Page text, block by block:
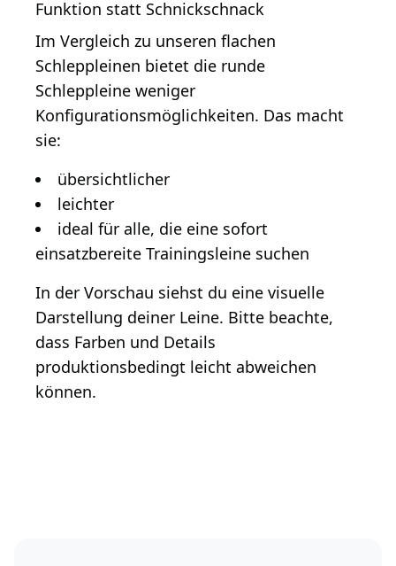
Funktion statt Schnickschnack
Im Vergleich zu unseren flachen
Schleppleinen bietet die runde
Schleppleine weniger
Konfigurationsmöglichkeiten. Das macht
sie:
übersichtlicher
leichter
ideal für alle, die eine sofort
einsatzbereite Trainingsleine suchen
In der Vorschau siehst du eine visuelle
Darstellung deiner Leine. Bitte beachte,
dass Farben und Details
produktionsbedingt leicht abweichen
können.